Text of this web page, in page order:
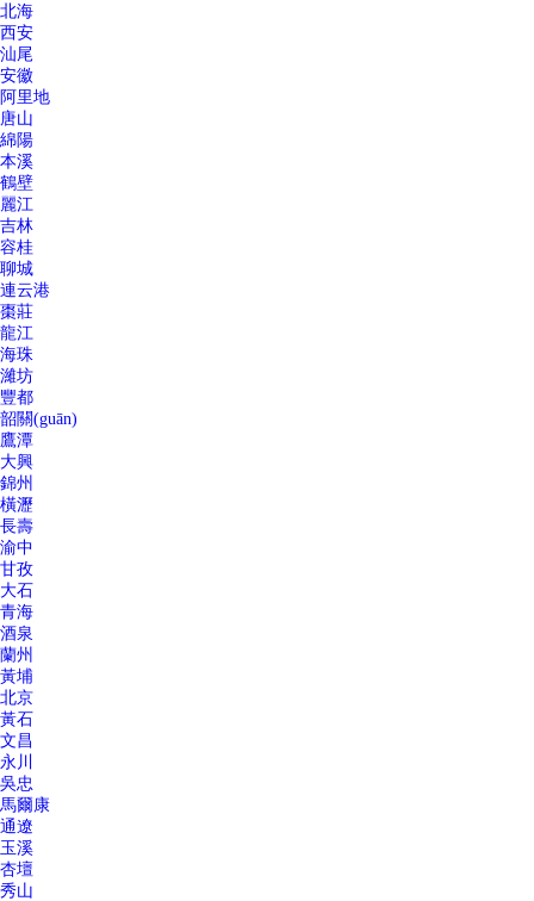
北海
西安
汕尾
安徽
阿里地
唐山
綿陽
本溪
鶴壁
麗江
吉林
容桂
聊城
連云港
棗莊
龍江
海珠
濰坊
豐都
韶關(guān)
鷹潭
大興
錦州
橫瀝
長壽
渝中
甘孜
大石
青海
酒泉
蘭州
黃埔
北京
黃石
文昌
永川
吳忠
馬爾康
通遼
玉溪
杏壇
秀山